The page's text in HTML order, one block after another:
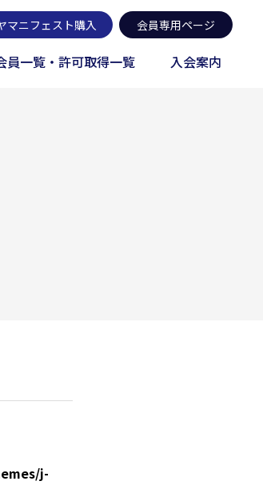
マニフェスト購入 会員専用ページ
員一覧・許可取得一覧 入会案内
j-